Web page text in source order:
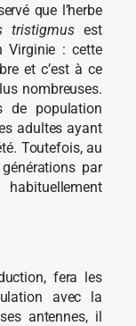
que l’herbe
tristigmusest
Virginie : cette
et c’est à ce
nombreuses.
population
adultes ayant
Toutefois, au
par
fera les
avec la
antennes, il